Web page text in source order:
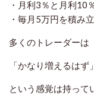
・月利3％と月利10
・毎月5万円を積み
多くのトレーダーは
「かなり増えるはず」
という感覚は持って